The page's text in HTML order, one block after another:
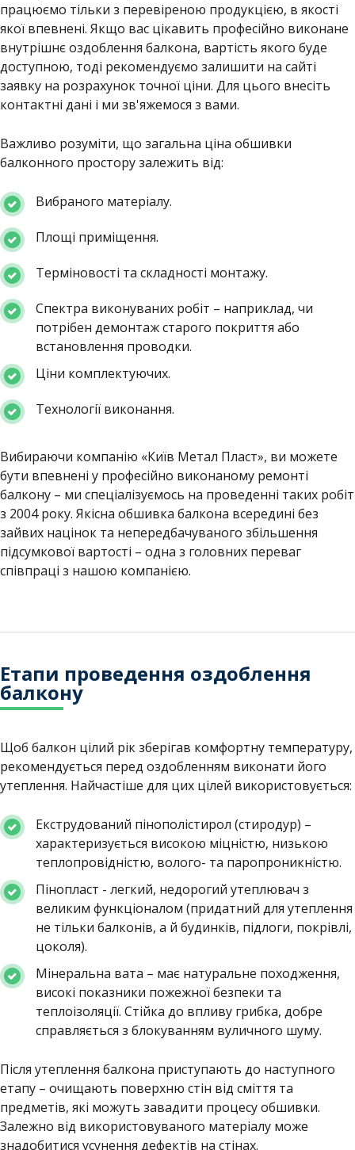
працюємо тільки з перевіреною продукцією, в якості
якої впевнені. Якщо вас цікавить професійно виконане
внутрішнє оздоблення балкона, вартість якого буде
доступною, тоді рекомендуємо залишити на сайті
заявку на розрахунок точної ціни. Для цього внесіть
контактні дані і ми зв'яжемося з вами.
Важливо розуміти, що загальна ціна обшивки
балконного простору залежить від:
Вибраного матеріалу.
Площі приміщення.
Терміновості та складності монтажу.
Спектра виконуваних робіт – наприклад, чи
потрібен демонтаж старого покриття або
встановлення проводки.
Ціни комплектуючих.
Технології виконання.
Вибираючи компанію «Київ Метал Пласт», ви можете
бути впевнені у професійно виконаному ремонті
балкону – ми спеціалізуємось на проведенні таких робіт
з 2004 року. Якісна обшивка балкона всередині без
зайвих націнок та непередбачуваного збільшення
підсумкової вартості – одна з головних переваг
співпраці з нашою компанією.
Етапи проведення оздоблення
балкону
Щоб балкон цілий рік зберігав комфортну температуру,
рекомендується перед оздобленням виконати його
утеплення. Найчастіше для цих цілей використовується:
Екструдований пінополістирол (стиродур) –
характеризується високою міцністю, низькою
теплопровідністю, волого- та паропроникністю.
Пінопласт - легкий, недорогий утеплювач з
великим функціоналом (придатний для утеплення
не тільки балконів, а й будинків, підлоги, покрівлі,
цоколя).
Мінеральна вата – має натуральне походження,
високі показники пожежної безпеки та
теплоізоляції. Стійка до впливу грибка, добре
справляється з блокуванням вуличного шуму.
Після утеплення балкона приступають до наступного
етапу – очищають поверхню стін від сміття та
предметів, які можуть завадити процесу обшивки.
Залежно від використовуваного матеріалу може
знадобитися усунення дефектів на стінах.